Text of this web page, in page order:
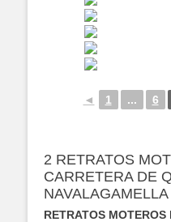
◄ 1 ... 6
2 RETRATOS
CARRETERA DE
NAVALAGAMELLA
RETRATOS